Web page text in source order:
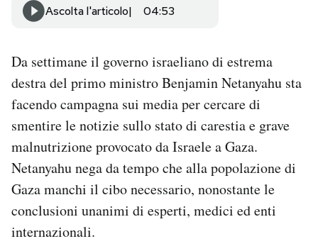
AREA PERSONALE
Area Personale
Newsletter
Notifiche mobile
Regala il Post
Hai bisogno di aiuto?
Ascolta l'articolo 04:53
Da settimane il governo israeliano di estrema
destra del primo ministro Benjamin Netanyahu sta
facendo campagna sui media per cercare di
smentire le notizie sullo stato di carestia e grave
malnutrizione provocato da Israele a Gaza.
Netanyahu nega da tempo che alla popolazione di
Gaza manchi il cibo necessario, nonostante le
conclusioni unanimi di esperti, medici ed enti
internazionali.